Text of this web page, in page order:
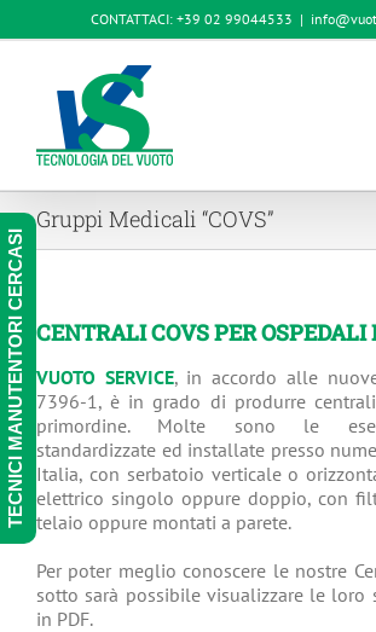
al
CONTATTACI: +39 02 99044533 |
Gruppi Medicali “COVS”
CENTRALI COVS PER OSPEDALI
VUOTO SERVICE, in accordo alle
7396-1, è in grado di produrre
primordine. Molte sono le
standardizzate ed installate presso
Italia, con serbatoio verticale o
elettrico singolo oppure doppio, con
telaio oppure montati a parete.
Per poter meglio conoscere le nostre
sotto sarà possibile visualizzare le loro
in PDF.
TECNICI MANUTENTORI CERCASI